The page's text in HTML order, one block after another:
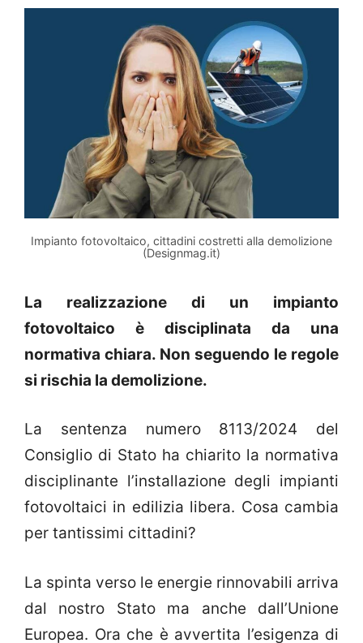
Impianto fotovoltaico, cittadini costretti alla demolizione
(Designmag.it)
La realizzazione di un impianto
fotovoltaico è disciplinata da una
normativa chiara. Non seguendo le regole
si rischia la demolizione.
La sentenza numero 8113/2024 del
Consiglio di Stato ha chiarito la normativa
disciplinante l’installazione degli impianti
fotovoltaici in edilizia libera. Cosa cambia
per tantissimi cittadini?
La spinta verso le energie rinnovabili arriva
dal nostro Stato ma anche dall’Unione
Europea. Ora che è avvertita l’esigenza di